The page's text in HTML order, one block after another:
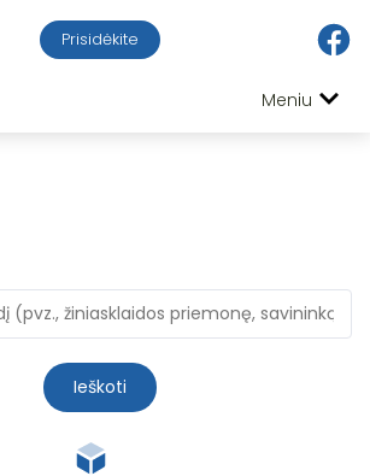
Prisidėkite
Meniu
Ieškoti